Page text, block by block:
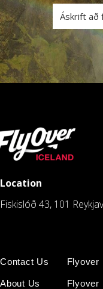
Location
Fiskislóð 43, 101
Contact Us
About Us
Flyover
Flyover